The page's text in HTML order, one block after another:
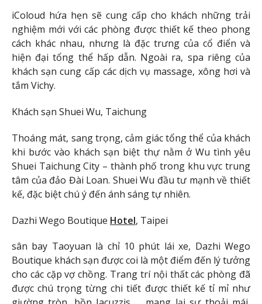
iColoud hứa hẹn sẽ cung cấp cho khách những trải
nghiệm mới với các phòng được thiết kế theo phong
cách khác nhau, nhưng là đặc trưng của cổ điển và
hiện đại tổng thể hấp dẫn. Ngoài ra, spa riêng của
khách sạn cung cấp các dịch vụ massage, xông hơi và
tắm Vichy.
Khách sạn Shuei Wu, Taichung
Thoáng mát, sang trọng, cảm giác tổng thể của khách
khi bước vào khách sạn biệt thự nằm ở Wu tình yêu
Shuei Taichung City – thành phố trong khu vực trung
tâm của đảo Đài Loan. Shuei Wu đầu tư mạnh về thiết
kế, đặc biệt chú ý đến ánh sáng tự nhiên.
Dazhi Wego Boutique Hotel, Taipei
sân bay Taoyuan là chỉ 10 phút lái xe, Dazhi Wego
Boutique khách sạn được coi là một điểm đến lý tưởng
cho các cặp vợ chồng. Trang trí nội thất các phòng đã
được chú trọng từng chi tiết được thiết kế tỉ mỉ như